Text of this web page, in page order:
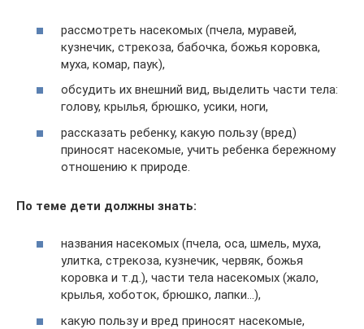
рассмотреть насекомых (пчела, муравей,
кузнечик, стрекоза, бабочка, божья коровка,
муха, комар, паук),
обсудить их внешний вид, выделить части тела:
голову, крылья, брюшко, усики, ноги,
рассказать ребенку, какую пользу (вред)
приносят насекомые, учить ребенка бережному
отношению к природе.
По теме дети должны знать:
названия насекомых (пчела, оса, шмель, муха,
улитка, стрекоза, кузнечик, червяк, божья
коровка и т.д.), части тела насекомых (жало,
крылья, хоботок, брюшко, лапки…),
какую пользу и вред приносят насекомые,